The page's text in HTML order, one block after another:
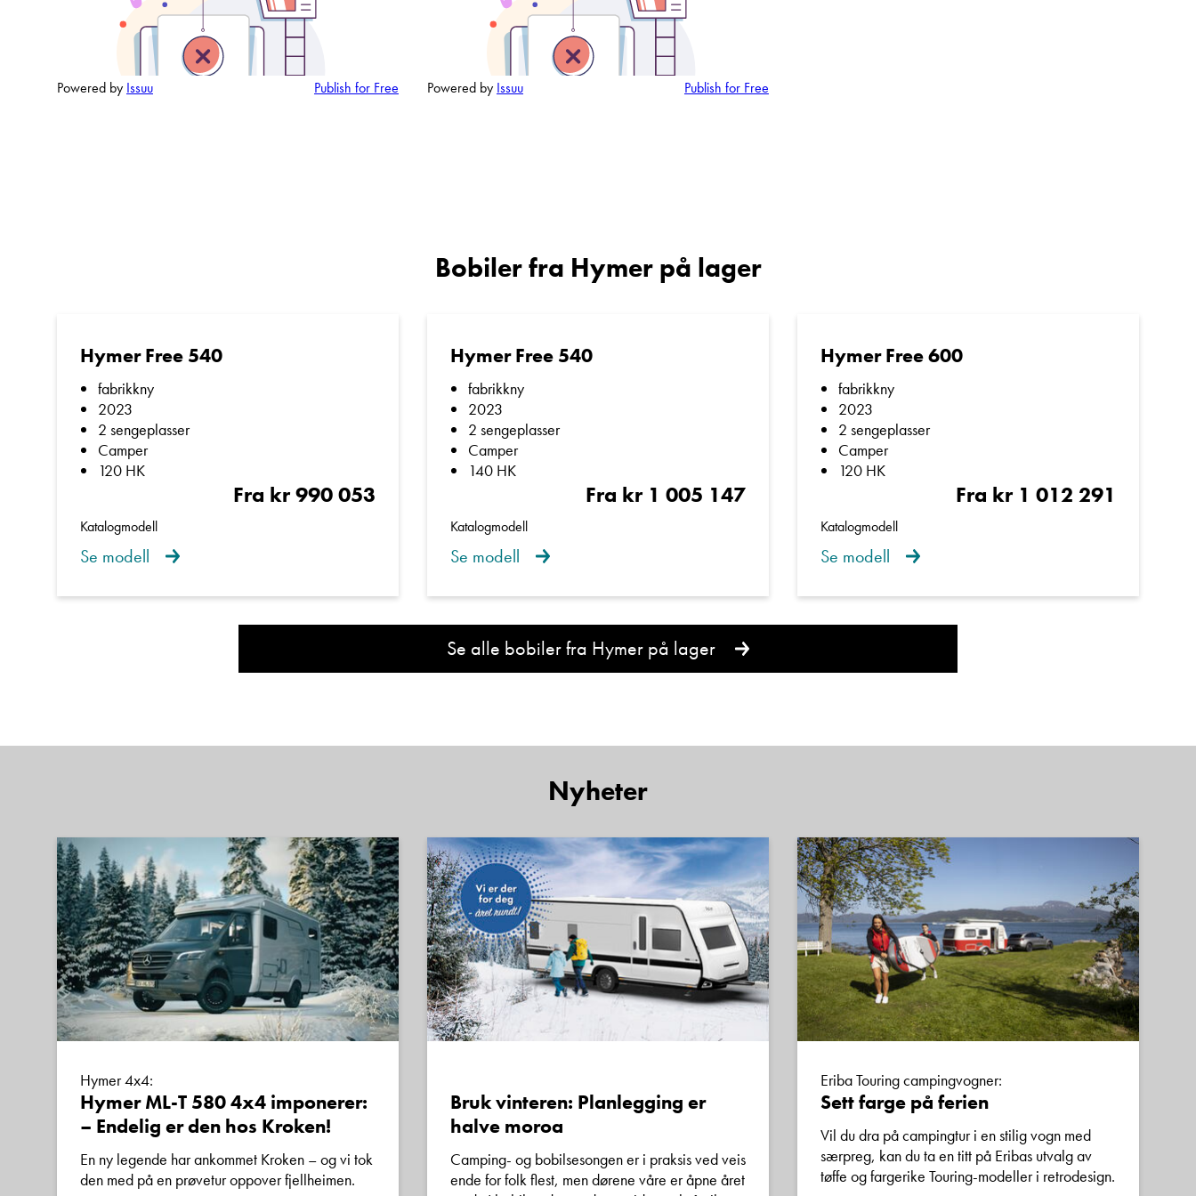
Spørsmål / beskjed
Powered by Issuu Publish for Free Powered by Issuu Publish for Free
Bobiler fra Hymer på lager
Hymer Free 540
fabrikkny
2023
2 sengeplasser
Camper
120 HK
Fra kr 990 053
Katalogmodell
Se modell
Hymer Free 540
fabrikkny
2023
2 sengeplasser
Camper
140 HK
Fra kr 1 005 147
Katalogmodell
Se modell
Hymer Free 600
fabrikkny
2023
2 sengeplasser
Camper
120 HK
Fra kr 1 012 291
Katalogmodell
Se modell
Se alle bobiler fra Hymer på lager
Nyheter
Hymer 4x4:
Hymer ML-T 580 4x4 imponerer:
– Endelig er den hos Kroken!
En ny legende har ankommet Kroken – og vi tok
den med på en prøvetur oppover fjellheimen.
Bruk vinteren: Planlegging er
halve moroa
Camping- og bobilsesongen er i praksis ved veis
ende for folk flest, men dørene våre er åpne året
Eriba Touring campingvogner:
Sett farge på ferien
Vil du dra på campingtur i en stilig vogn med
særpreg, kan du ta en titt på Eribas utvalg av
tøffe og fargerike Touring-modeller i retrodesign.